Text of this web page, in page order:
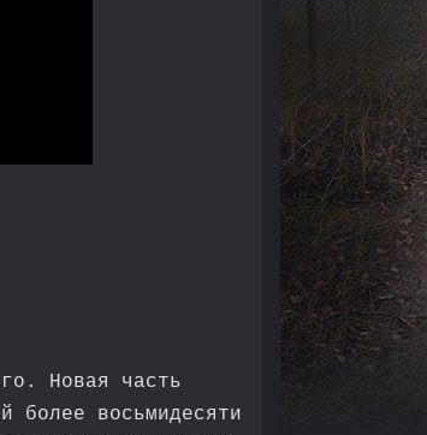
Новая часть
более восьмидесяти